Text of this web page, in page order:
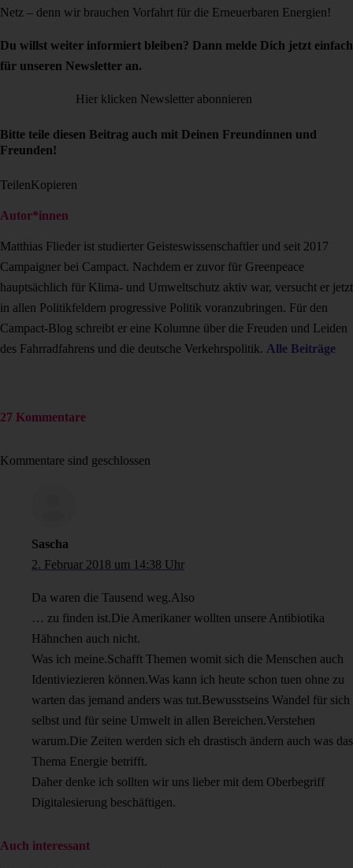
Netz – denn wir brauchen Vorfahrt für die Erneuerbaren Energien!
Du willst weiter informiert bleiben? Dann melde Dich jetzt einfach
für unseren Newsletter an.
Hier klicken Newsletter abonnieren
Bitte teile diesen Beitrag auch mit Deinen Freundinnen und
Freunden!
TeilenKopieren
Autor*innen
Matthias Flieder ist studierter Geisteswissenschaftler und seit 2017
Campaigner bei Campact. Nachdem er zuvor für Greenpeace
hauptsächlich für Klima- und Umweltschutz aktiv war, versucht er jetzt
in allen Politikfeldern progressive Politik voranzubringen. Für den
Campact-Blog schreibt er eine Kolumne über die Freuden und Leiden
des Fahrradfahrens und die deutsche Verkehrspolitik. Alle Beiträge
27 Kommentare
Kommentare sind geschlossen
Sascha
2. Februar 2018 um 14:38 Uhr
Da waren die Tausend weg.Also
… zu finden ist.Die Amerikaner wollten unsere Antibiotika
Hähnchen auch nicht.
Was ich meine.Schafft Themen womit sich die Menschen auch
Identiviezieren können.Was kann ich heute schon tuen ohne zu
warten das jemand anders was tut.Bewusstseins Wandel für sich
selbst und für seine Umwelt in allen Bereichen.Verstehen
warum.Die Zeiten werden sich eh drastisch ändern auch was das
Thema Energie betrifft.
Daher denke ich sollten wir uns lieber mit dem Oberbegriff
Digitalesierung beschäftigen.
Auch interessant